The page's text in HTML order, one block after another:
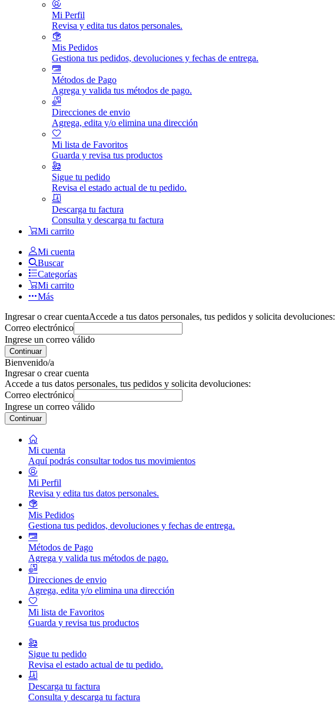
Mi Perfil
Revisa y edita tus datos personales.
Mis Pedidos
Gestiona tus pedidos, devoluciones y fechas de entrega.
Métodos de Pago
Agrega y valida tus métodos de pago.
Direcciones de envio
Agrega, edita y/o elimina una dirección
Mi lista de Favoritos
Guarda y revisa tus productos
Sigue tu pedido
Revisa el estado actual de tu pedido.
Descarga tu factura
Consulta y descarga tu factura
Mi carrito
Mi cuenta
Buscar
Categorías
Mi carrito
Más
Ingresar o crear cuentaAccede a tus datos personales, tus pedidos y solicita devoluciones:
Correo electrónico
Ingrese un correo válido
Continuar
Bienvenido/a
Ingresar o crear cuenta
Accede a tus datos personales, tus pedidos y solicita devoluciones:
Correo electrónico
Ingrese un correo válido
Continuar
Mi cuenta
Aquí podrás consultar todos tus movimientos
Mi Perfil
Revisa y edita tus datos personales.
Mis Pedidos
Gestiona tus pedidos, devoluciones y fechas de entrega.
Métodos de Pago
Agrega y valida tus métodos de pago.
Direcciones de envio
Agrega, edita y/o elimina una dirección
Mi lista de Favoritos
Guarda y revisa tus productos
Sigue tu pedido
Revisa el estado actual de tu pedido.
Descarga tu factura
Consulta y descarga tu factura